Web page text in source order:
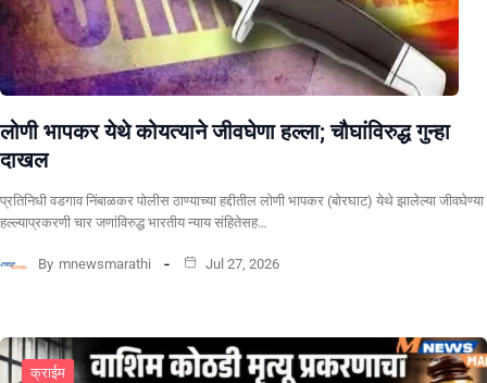
लोणी भापकर येथे कोयत्याने जीवघेणा हल्ला; चौघांविरुद्ध गुन्हा
दाखल
प्रतिनिधी वडगाव निंबाळकर पोलीस ठाण्याच्या हद्दीतील लोणी भापकर (बोरघाट) येथे झालेल्या जीवघेण्या
हल्ल्याप्रकरणी चार जणांविरुद्ध भारतीय न्याय संहितेसह…
By mnewsmarathi Jul 27, 2026
क्राईम